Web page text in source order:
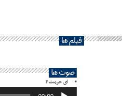
فیلم ها
صوت ها
ای حرمت ۲
پخش‌کننده
صوت